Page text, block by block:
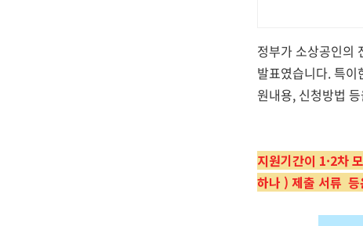
정부가 소상공인의
발표였습니다. 특이
원내용, 신청방법
지원기간이 1·2차
하나 ) 제출 서류 등